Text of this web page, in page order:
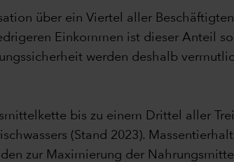
über ein Viertel aller
Einkommen ist dieser Anteil
werden deshalb
bis zu einem Drittel aller
(Stand 2023).
zur Maximierung der